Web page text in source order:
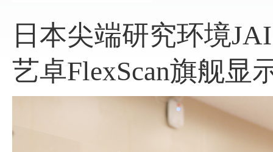
日本尖端研究环境
艺卓FlexScan旗舰显